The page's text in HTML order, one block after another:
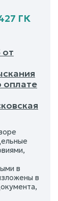
ГК
оплате
в
в